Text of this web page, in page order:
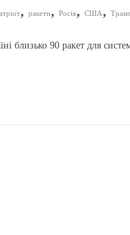
, ракети, Росія, США,
близько 90 ракет для